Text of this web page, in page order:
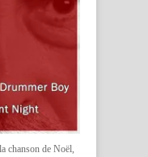
chanson de Noël,